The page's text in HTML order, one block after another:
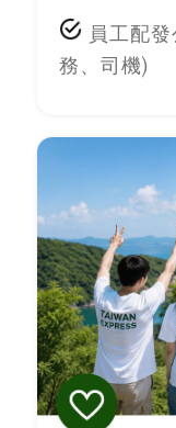
員工配發
務、司機)